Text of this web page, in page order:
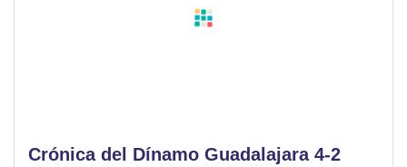
Crónica del Dínamo Guadalajara 4-2